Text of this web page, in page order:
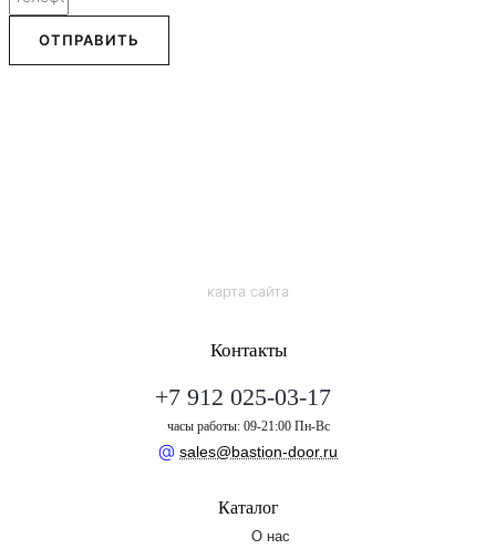
ОТПРАВИТЬ
карта сайта
Контакты
+7 912 025-03-17
часы работы: 09-21:00 Пн-Вс
@ sales@bastion-door.ru
Каталог
О нас